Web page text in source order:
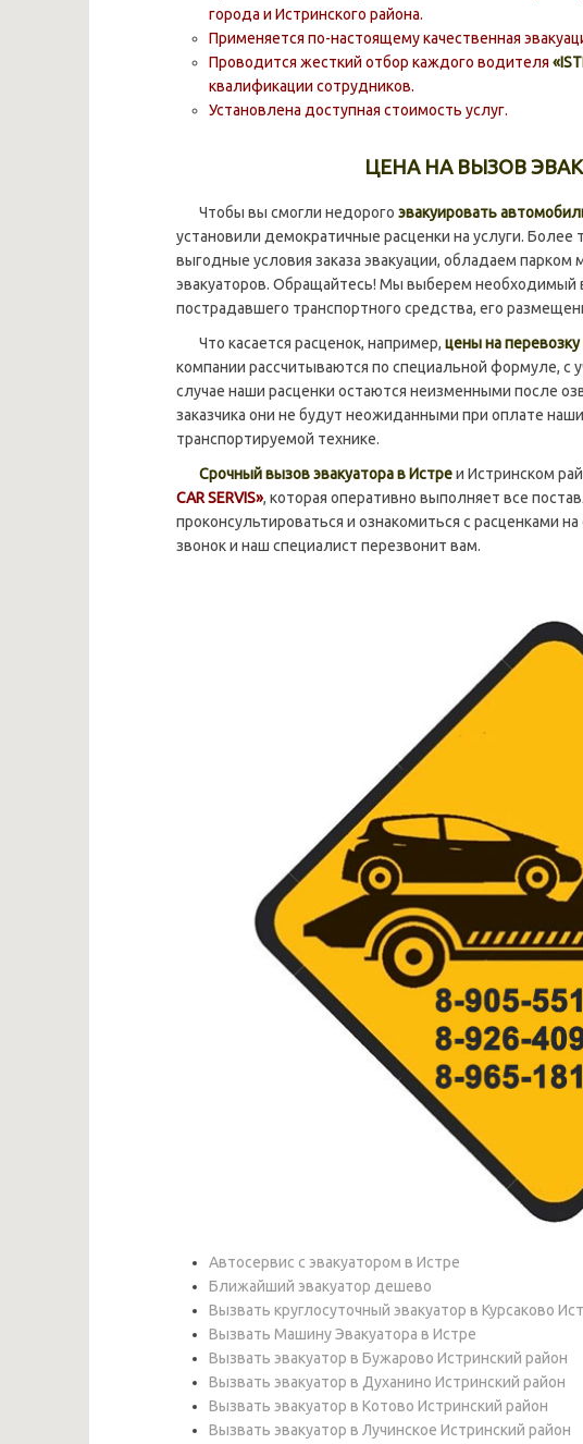
города и Истринского района.
Применяется по-настоящему качественная
Проводится жесткий отбор каждого водителя «I
квалификации сотрудников.
Установлена доступная стоимость услуг.
ЦЕНА НА ВЫЗОВ
Чтобы вы смогли недорого эвакуировать
установили демократичные расценки на услуги.
выгодные условия заказа эвакуации, обладаем
эвакуаторов. Обращайтесь! Мы выберем необходимый
пострадавшего транспортного средства, его
Что касается расценок, например, цены на
компании рассчитываются по специальной формуле,
случае наши расценки остаются неизменными после
заказчика они не будут неожиданными при оплате
транспортируемой технике.
Срочный вызов эвакуатора в Истреи Истринском
CAR SERVIS», которая оперативно выполняет все
проконсультироваться и ознакомиться с расценками
звонок и наш специалист перезвонит вам.
Автосервис с эвакуатором в Истре
Ближайший эвакуатор дешево
Вызвать круглосуточный эвакуатор в Курсаково
Вызвать Машину Эвакуатора в Истре
Вызвать эвакуатор в Бужарово Истринский район
Вызвать эвакуатор в Духанино Истринский район
Вызвать эвакуатор в Котово Истринский район
Вызвать эвакуатор в Лучинское Истринский район